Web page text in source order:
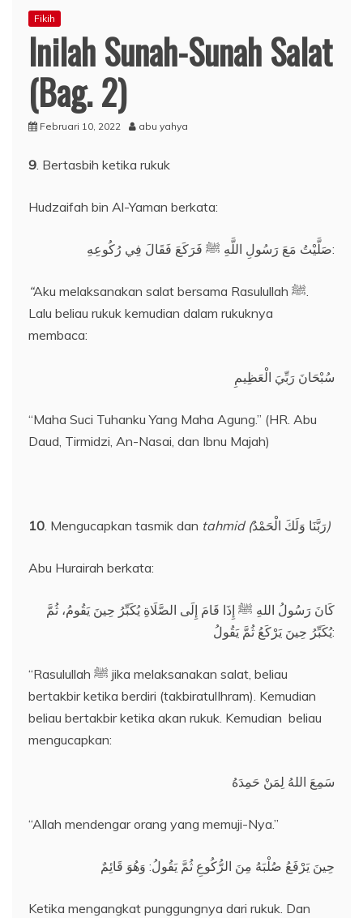
Fikih
Inilah Sunah-Sunah Salat
(Bag. 2)
Februari 10, 2022 abu yahya
9. Bertasbih ketika rukuk
Hudzaifah bin Al-Yaman berkata:
صَلَّيْتُ مَعَ رَسُولِ اللَّهِ ﷺ فَرَكَعَ فَقَالَ فِي رُكُوعِهِ:
“Aku melaksanakan salat bersama Rasulullah ﷺ.
Lalu beliau rukuk kemudian dalam rukuknya
membaca:
سُبْحَانَ رَبِّيَ الْعَظِيمِ
“Maha Suci Tuhanku Yang Maha Agung.” (HR. Abu
Daud, Tirmidzi, An-Nasai, dan Ibnu Majah)
10. Mengucapkan tasmik dan tahmid (رَبَّنَا وَلَكَ الْحَمْدُ)
Abu Hurairah berkata:
كَانَ رَسُولُ اللهِ ﷺ إِذَا قَامَ إِلَى الصَّلَاةِ يُكَبِّرُ حِينَ يَقُومُ، ثُمَّ
يُكَبِّرُ حِينَ يَرْكَعُ ثُمَّ يَقُولُ:
“Rasulullah ﷺ jika melaksanakan salat, beliau
bertakbir ketika berdiri (takbiratulIhram). Kemudian
beliau bertakbir ketika akan rukuk. Kemudian beliau
mengucapkan:
سَمِعَ اللهُ لِمَنْ حَمِدَهُ
“Allah mendengar orang yang memuji-Nya.”
حِينَ يَرْفَعُ صُلْبَهُ مِنَ الرُّكُوعِ ثُمَّ يَقُولُ: وَهُوَ قَائِمٌ
Ketika mengangkat punggungnya dari rukuk. Dan